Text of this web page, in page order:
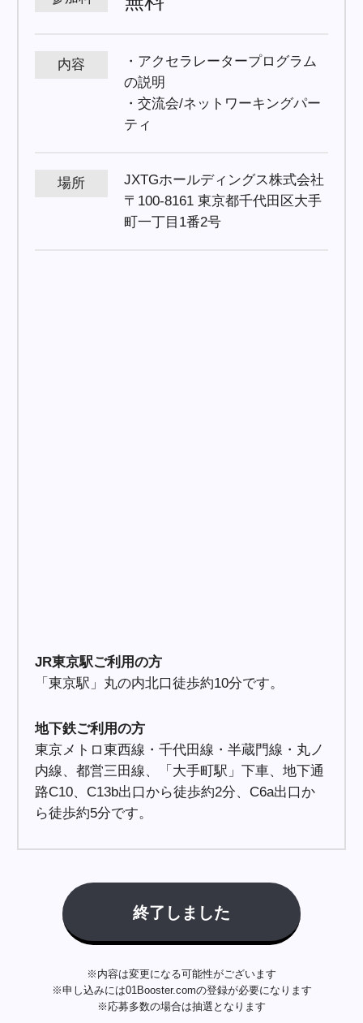
内容
・アクセラレータープログラム
の説明
・交流会/ネットワーキングパー
ティ
場所
JXTGホールディングス株式会社
〒100-8161 東京都千代田区大手
町一丁目1番2号
JR東京駅ご利用の方
「東京駅」丸の内北口徒歩約10分です。
地下鉄ご利用の方
東京メトロ東西線・千代田線・半蔵門線・丸ノ
内線、都営三田線、「大手町駅」下車、地下通
路C10、C13b出口から徒歩約2分、C6a出口か
ら徒歩約5分です。
終了しました
※内容は変更になる可能性がございます
※申し込みには01Booster.comの登録が必要になります
※応募多数の場合は抽選となります